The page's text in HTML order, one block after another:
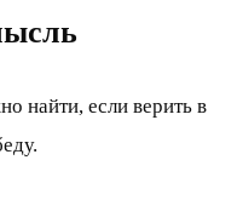
найти, если верить в